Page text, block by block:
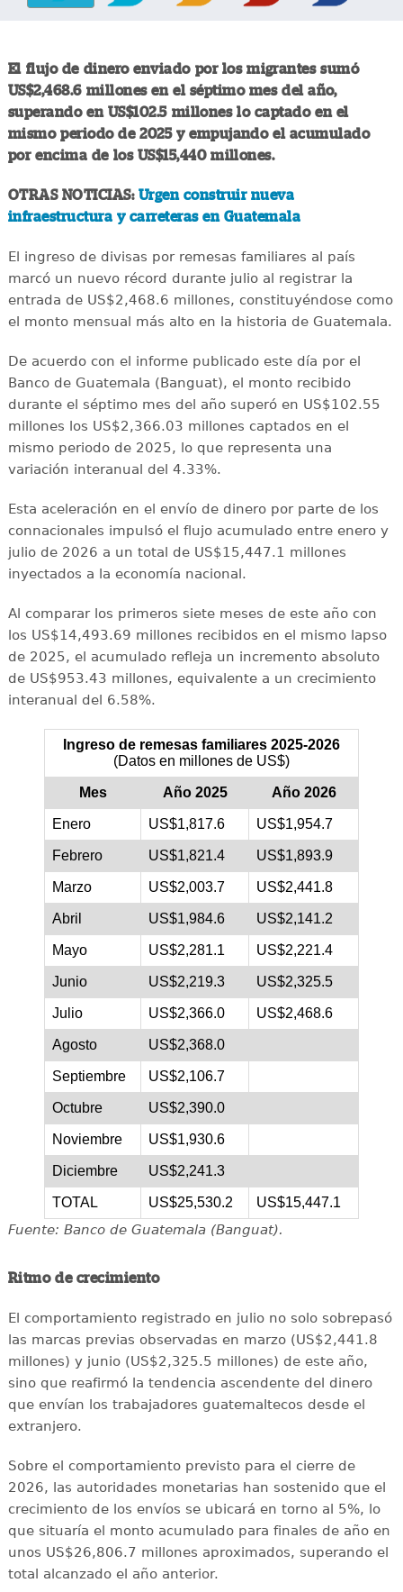
El flujo de dinero enviado por los migrantes sumó
US$2,468.6 millones en el séptimo mes del año,
superando en US$102.5 millones lo captado en el
mismo periodo de 2025 y empujando el acumulado
por encima de los US$15,440 millones.
OTRAS NOTICIAS: Urgen construir nueva
infraestructura y carreteras en Guatemala
El ingreso de divisas por remesas familiares al país
marcó un nuevo récord durante julio al registrar la
entrada de US$2,468.6 millones, constituyéndose como
el monto mensual más alto en la historia de Guatemala.
De acuerdo con el informe publicado este día por el
Banco de Guatemala (Banguat), el monto recibido
durante el séptimo mes del año superó en US$102.55
millones los US$2,366.03 millones captados en el
mismo periodo de 2025, lo que representa una
variación interanual del 4.33%.
Esta aceleración en el envío de dinero por parte de los
connacionales impulsó el flujo acumulado entre enero y
julio de 2026 a un total de US$15,447.1 millones
inyectados a la economía nacional.
Al comparar los primeros siete meses de este año con
los US$14,493.69 millones recibidos en el mismo lapso
de 2025, el acumulado refleja un incremento absoluto
de US$953.43 millones, equivalente a un crecimiento
interanual del 6.58%.
Ingreso de remesas familiares 2025-2026
(Datos en millones de US$)
Mes Año 2025 Año 2026
Enero US$1,817.6 US$1,954.7
Febrero US$1,821.4 US$1,893.9
Marzo US$2,003.7 US$2,441.8
Abril US$1,984.6 US$2,141.2
Mayo US$2,281.1 US$2,221.4
Junio US$2,219.3 US$2,325.5
Julio US$2,366.0 US$2,468.6
Agosto US$2,368.0
Septiembre US$2,106.7
Octubre US$2,390.0
Noviembre US$1,930.6
Diciembre US$2,241.3
TOTAL US$25,530.2 US$15,447.1
Fuente: Banco de Guatemala (Banguat).
Ritmo de crecimiento
El comportamiento registrado en julio no solo sobrepasó
las marcas previas observadas en marzo (US$2,441.8
millones) y junio (US$2,325.5 millones) de este año,
sino que reafirmó la tendencia ascendente del dinero
que envían los trabajadores guatemaltecos desde el
extranjero.
Sobre el comportamiento previsto para el cierre de
2026, las autoridades monetarias han sostenido que el
crecimiento de los envíos se ubicará en torno al 5%, lo
que situaría el monto acumulado para finales de año en
unos US$26,806.7 millones aproximados, superando el
total alcanzado el año anterior.